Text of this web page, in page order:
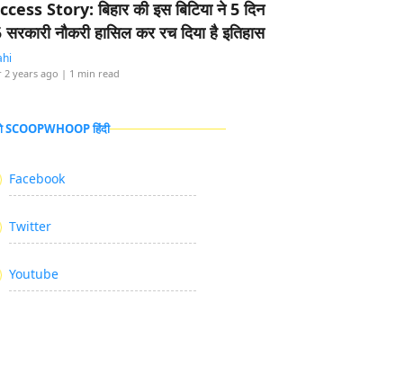
Story: बिहार की इस बिटिया ने 5 दिन
नौकरी हासिल कर रच दिया है इतिहास
2 years ago | 1 min read
SCOOPWHOOP हिंदी
Facebook
Twitter
Youtube